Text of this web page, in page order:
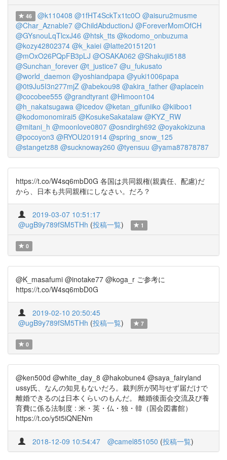
46 @k110408 @1fHT4SckTx1tc0O @aisuru2musme
@Char_Aznable7 @ChildAbductionJ @ForeverMomOfCH
@GYsnouLqTlcxJ46 @htsk_tts @kodomo_onbuzuma
@kozy42802374 @k_kaiei @latte20151201
@mOxO26PQpFB3pLJ @OSAKA062 @Shakujii5188
@Sunchan_forever @t_justice7 @u_fukusato
@world_daemon @yoshiandpapa @yuki1006papa
@0t9Ju5I3n277mjZ @abekou98 @akira_father @aplacein
@cocobee555 @grandtyrant @Himoon104
@h_nakatsugawa @icedov @ketan_gifuniiko @kiiboo1
@kodomonomirai5 @KosukeSakatalaw @KYZ_RW
@mitani_h @moonlove0807 @osndirgh692 @oyakokizuna
@pocoyon3 @RYOU201914 @spring_snow_125
@stangetz88 @sucknoway260 @tyensuu @yama87878787
https://t.co/W4sq6mbD0G 各国は共同親権(親責任、配慮)だ
から、日本も共同親権にしなさい。だろ？
2019-03-07 10:51:17
@ugB9y789fSM5THh (投稿一覧) 1
0
@K_masafumi @inotake77 @koga_r ご参考に
https://t.co/W4sq6mbD0G
2019-02-10 20:50:45
@ugB9y789fSM5THh (投稿一覧) 7
0
@ken500d @white_day_8 @hakobune4 @saya_fairyland
ussy氏、なんの知見もないだろ。裁判所が関与せず届だけで
離婚できるのは日本くらいのもんだ。 離婚後面会交流及び養
育費に係る法制度 : 米・英・仏・独・韓（国会図書館）
https://t.co/y5t5iQNENm
2018-12-09 10:54:47 @camel851050 (投稿一覧)